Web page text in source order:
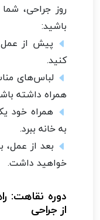
روز جراحی،
باشید:
پیش از
کنید.
لباس‌های
همراه داشته
همراه خود
به خانه ببرد.
بعد از عمل،
خواهید داشت.
دوره نقاهت:
از جراحی